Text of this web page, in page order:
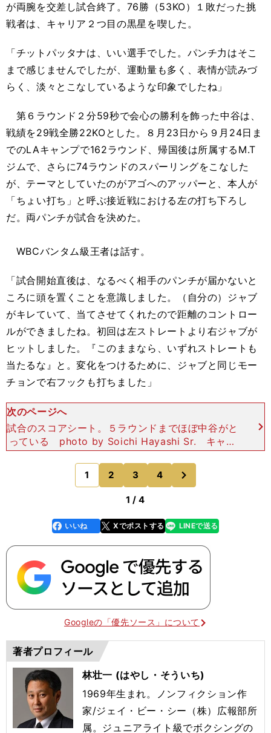
が両腕を交差し試合終了。76勝（53KO）１敗だった挑
戦者は、キャリア２つ目の黒星を喫した。
「チットパッタナは、いい選手でした。パンチ力はそこ
まで感じませんでしたが、運動量も多く、表情が読みづ
らく、淡々とこなしているような印象でしたね」
第６ラウンド２分59秒で会心の勝利を飾った中谷は、
戦績を29戦全勝22KOとした。８月23日から９月24日ま
でのLAキャンプで162ラウンド、帰国後は所属するM.T
ジムで、さらに74ラウンドのスパーリングをこなした
が、テーマとしていたのがアゴへのアッパーと、本人が
「ちょい打ち」と呼ぶ接近戦における左の打ち下ろし
だ。両パンチが試合を決めた。
WBCバンタム級王者は話す。
「試合開始直後は、なるべく相手のパンチが届かないと
ころに頭を置くことを意識しました。（自分の）ジャブ
がキレていて、当てさせてくれたので距離のコントロー
ルができましたね。初回は左ストレートより右ジャブが
ヒットしました。『このままなら、いずれストレートも
当たるな』と。変化をつけるために、ジャブと同じモー
チョンで右フックも打ちました」
次のページへ
試合のスコアシート。５ラウンドまでほぼ中谷がと
っている photo by Soichi Hayashi Sr. キャン
プでは自分が前に出るラウンドと、相手に攻めさせ
る３分間を分け、４人のスパーリング
1 2 3 4
のページへ
1 / 4
faceboo
k
いいね Xでポストする
line LINEで送る
Googleの「優先ソース」について
著者プロフィール
林壮一 (はやし・そういち)
1969年生まれ。ノンフィクション作
家/ジェイ・ビー・シー（株）広報部所
属。ジュニアライト級でボクシングの